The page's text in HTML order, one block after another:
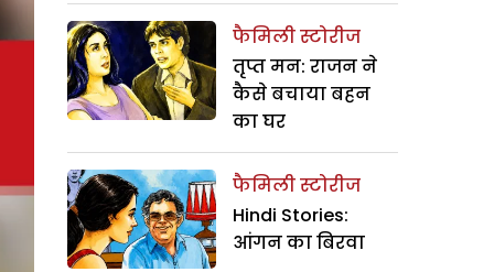
फैमिली स्टोरीज
तृप्त मन: राजन ने
कैसे बचाया बहन
का घर
फैमिली स्टोरीज
Hindi Stories:
आंगन का बिरवा